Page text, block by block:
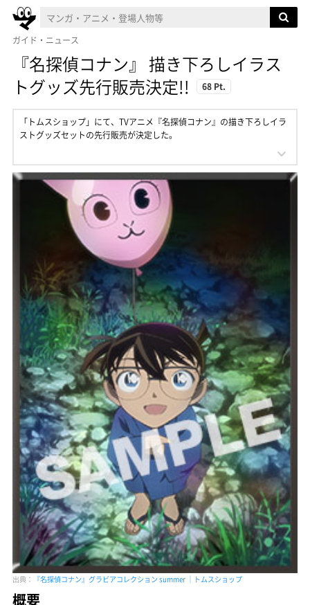
ガイド・ニュース
『名探偵コナン』 描き下ろしイラス
トグッズ先行販売決定!!
68 Pt.
「トムスショップ」にて、TVアニメ『名探偵コナン』の描き下ろしイラ
ストグッズセットの先行販売が決定した。
出典： 『名探偵コナン』グラビアコレクション summer ｜トムスショップ
概要